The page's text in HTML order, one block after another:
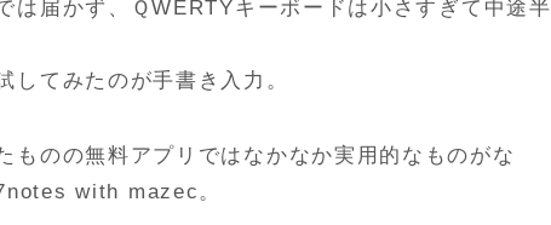
は届かず、ＱWERTYキーボードは小さすぎて中途半
してみたのが手書き入力。
ものの無料アプリではなかなか実用的なものがな
with mazec。